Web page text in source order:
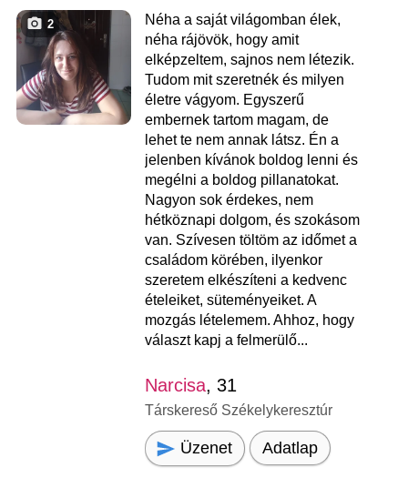
2
Néha a saját világomban élek,
néha rájövök, hogy amit
elképzeltem, sajnos nem létezik.
Tudom mit szeretnék és milyen
életre vágyom. Egyszerű
embernek tartom magam, de
lehet te nem annak látsz. Én a
jelenben kívánok boldog lenni és
megélni a boldog pillanatokat.
Nagyon sok érdekes, nem
hétköznapi dolgom, és szokásom
van. Szívesen töltöm az időmet a
családom körében, ilyenkor
szeretem elkészíteni a kedvenc
ételeiket, süteményeiket. A
mozgás lételemem. Ahhoz, hogy
választ kapj a felmerülő...
Narcisa, 31
Társkereső Székelykeresztúr
Üzenet Adatlap